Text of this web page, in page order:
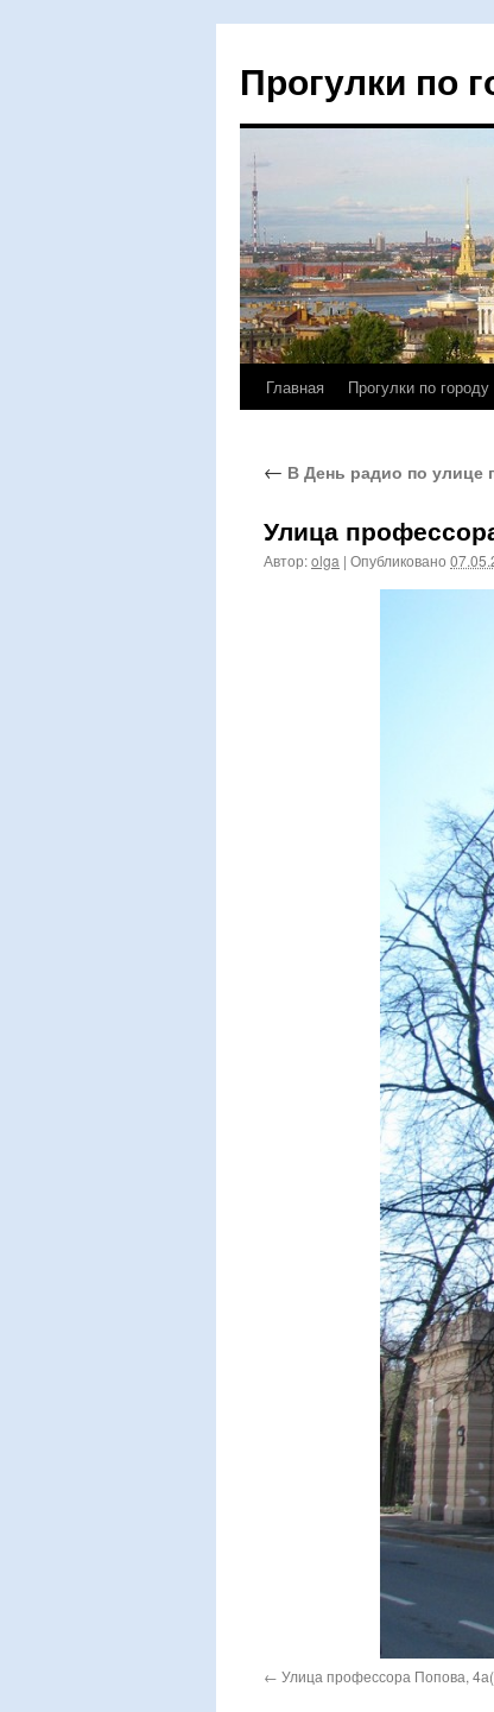
Прогулки по
Перейти
содержимому
Главная Прогулки по городу
← В День радио по улице
Улица
Автор:olga | Опубликовано
Улица профессора Попова,